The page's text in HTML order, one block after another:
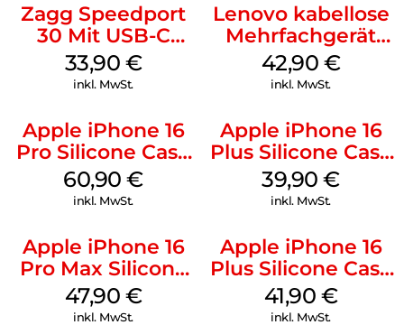
Zagg Speedport
30 Mit USB-C
Kabel Weiß
33,90 €
inkl. MwSt.
Lenovo kabellose
Mehrfachgerät
Luna Grey
42,90 €
inkl. MwSt.
Apple iPhone 16
Pro Silicone Case
MagSafe Stone
Gray
60,90€
inkl. MwSt.
Apple iPhone 16
Plus Silicone Case
MagSafe Plum
39,90€
inkl. MwSt.
Apple iPhone 16
Pro Max Silicone
Case MagSafe
Black
47,90 €
inkl. MwSt.
Apple iPhone 16
Plus Silicone Case
MagSafe Stone
Gray
41,90 €
inkl. MwSt.